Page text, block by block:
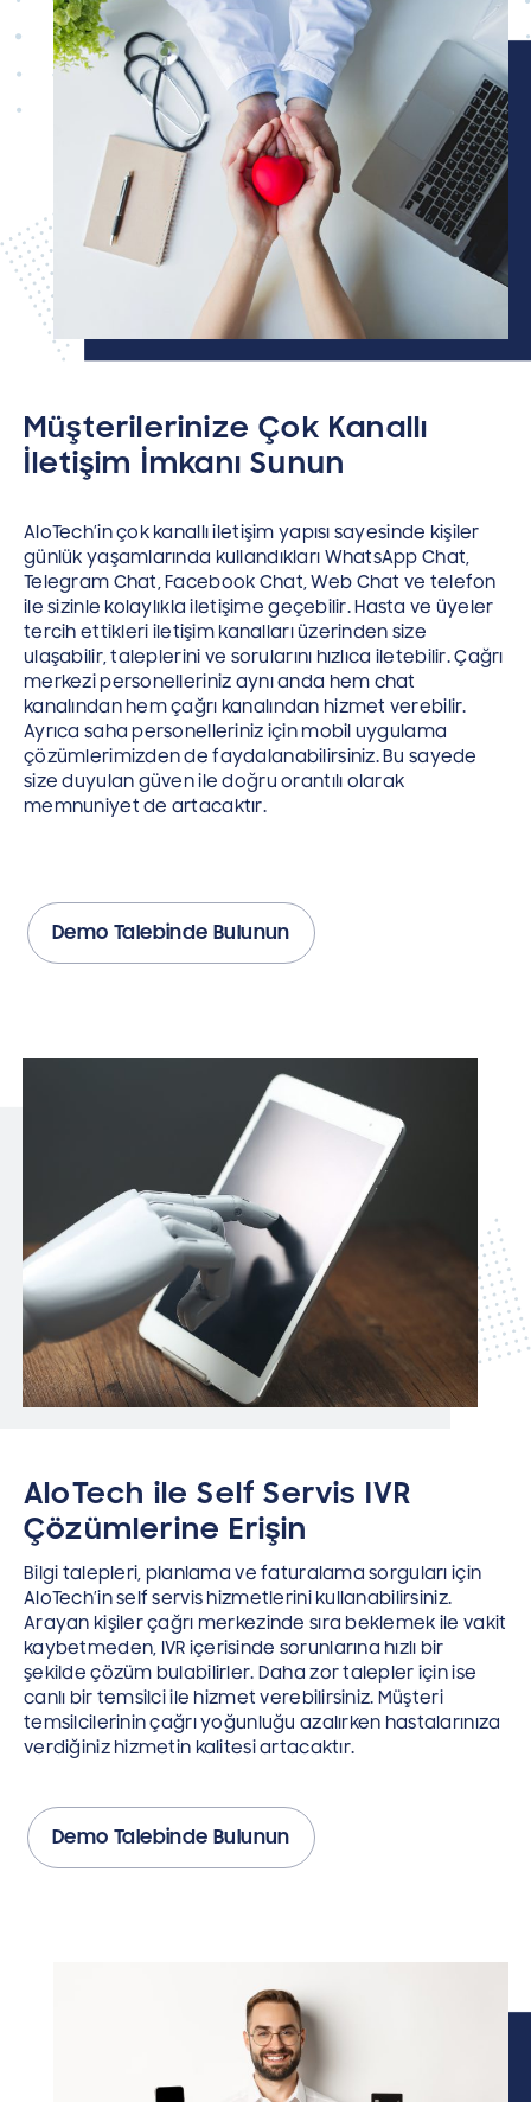
Müşterilerinize Çok Kanallı
İletişim İmkanı Sunun
AloTech’in çok kanallı iletişim yapısı sayesinde kişiler
günlük yaşamlarında kullandıkları WhatsApp Chat,
Telegram Chat, Facebook Chat, Web Chat ve telefon
ile sizinle kolaylıkla iletişime geçebilir. Hasta ve üyeler
tercih ettikleri iletişim kanalları üzerinden size
ulaşabilir, taleplerini ve sorularını hızlıca iletebilir. Çağrı
merkezi personelleriniz aynı anda hem chat
kanalından hem çağrı kanalından hizmet verebilir.
Ayrıca saha personelleriniz için mobil uygulama
çözümlerimizden de faydalanabilirsiniz. Bu sayede
size duyulan güven ile doğru orantılı olarak
memnuniyet de artacaktır.
Demo Talebinde Bulunun
AloTech ile Self Servis IVR
Çözümlerine Erişin
Bilgi talepleri, planlama ve faturalama sorguları için
AloTech’in self servis hizmetlerini kullanabilirsiniz.
Arayan kişiler çağrı merkezinde sıra beklemek ile vakit
kaybetmeden, IVR içerisinde sorunlarına hızlı bir
şekilde çözüm bulabilirler. Daha zor talepler için ise
canlı bir temsilci ile hizmet verebilirsiniz. Müşteri
temsilcilerinin çağrı yoğunluğu azalırken hastalarınıza
verdiğiniz hizmetin kalitesi artacaktır.
Demo Talebinde Bulunun